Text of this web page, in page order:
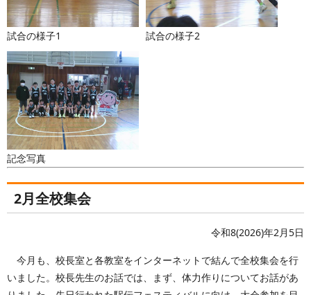
試合の様子1 試合の様子2
記念写真
2月全校集会
令和8(2026)年2月5日
今月も、校長室と各教室をインターネットで結んで全校集会を行
いました。校長先生のお話では、まず、体力作りについてお話があ